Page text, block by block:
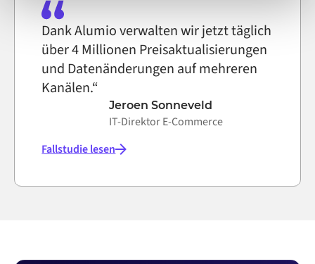
Dank Alumio verwalten wir jetzt täglich
über 4 Millionen Preisaktualisierungen
und Datenänderungen auf mehreren
Kanälen.“
Jeroen Sonneveld
IT-Direktor E-Commerce
Fallstudie lesen